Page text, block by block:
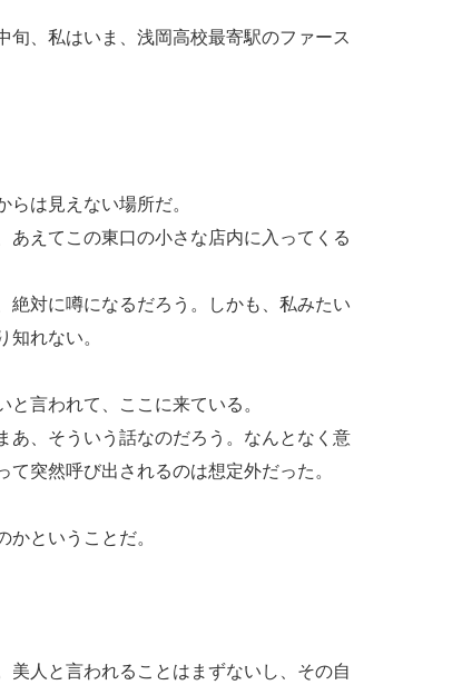
、私はいま、浅岡高校最寄駅のファース
は見えない場所だ。
えてこの東口の小さな店内に入ってくる
対に噂になるだろう。しかも、私みたい
れない。
言われて、ここに来ている。
、そういう話なのだろう。なんとなく意
突然呼び出されるのは想定外だった。
ということだ。
人と言われることはまずないし、その自